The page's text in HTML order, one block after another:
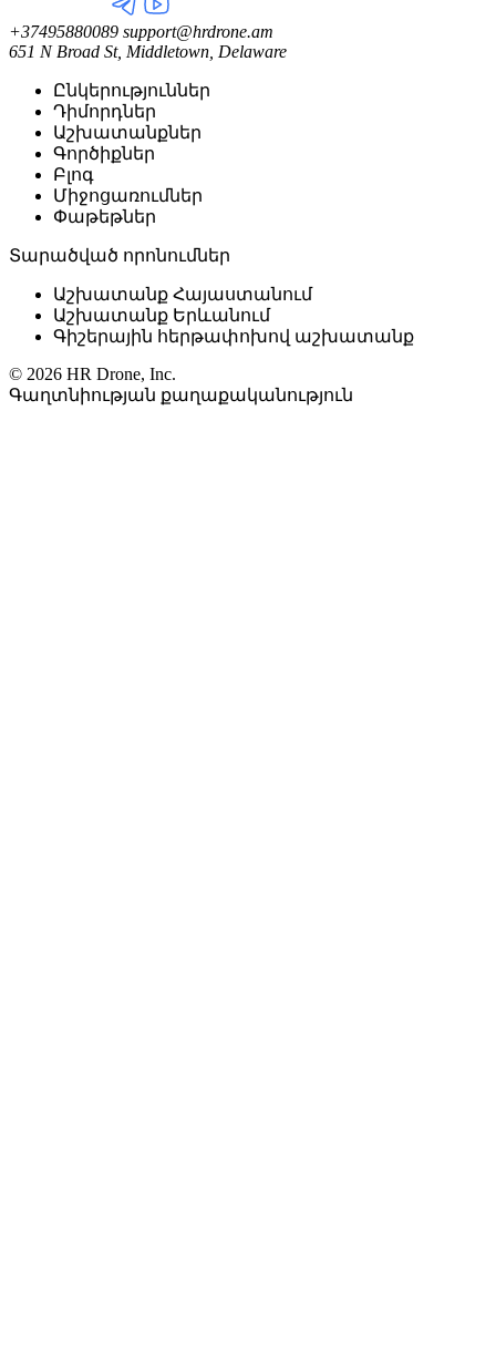
+37495880089 support@hrdrone.am
651 N Broad St, Middletown, Delaware
Ընկերություններ
Դիմորդներ
Աշխատանքներ
Գործիքներ
Բլոգ
Միջոցառումներ
Փաթեթներ
Տարածված որոնումներ
Աշխատանք Հայաստանում
Աշխատանք Երևանում
Գիշերային հերթափոխով աշխատանք
© 2026 HR Drone, Inc.
Գաղտնիության քաղաքականություն